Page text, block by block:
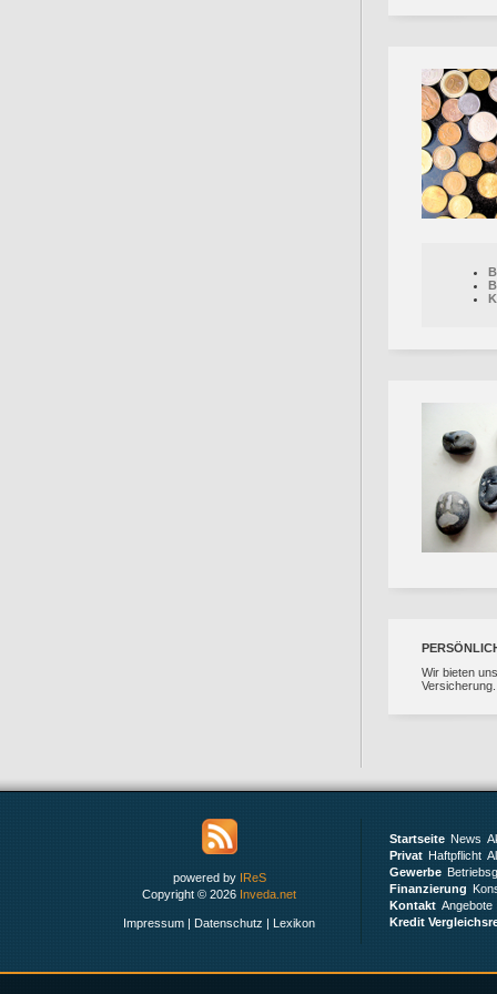
Wir bieten
powered by IReS
Copyright © 2026 Inveda.net
Impressum | Datenschutz | Lexikon
Startseite News
Privat Haftpflicht
Gewerbe
Finanzierung
Kontakt Angebote
Kredit